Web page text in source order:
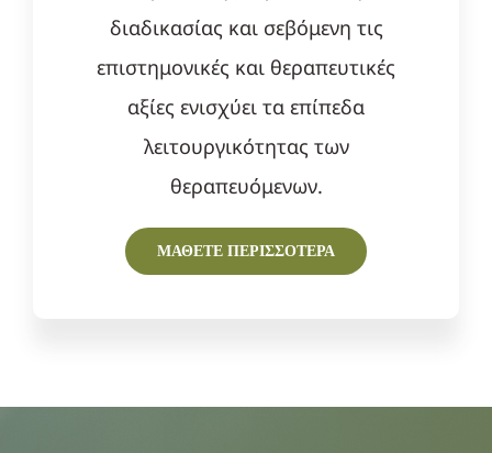
διαδικασίας και σεβόμενη τις
επιστημονικές και θεραπευτικές
αξίες ενισχύει τα επίπεδα
λειτουργικότητας των
θεραπευόμενων.
ΜΑΘΕΤΕ ΠΕΡΙΣΣΟΤΕΡΑ